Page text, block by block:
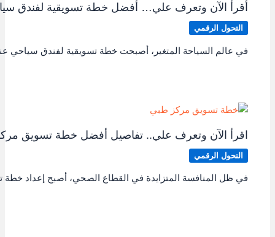
أقرأ الآن وتعرف علي… أفضل خطة تسويقية لفندق
التحول الرقمي
في عالم السياحة المتغير، أصبحت خطة تسويقية لفندق سياحي
اقرأ الآن وتعرف علي.. تفاصيل أفضل خطة تسويق
التحول الرقمي
في ظل المنافسة المتزايدة في القطاع الصحي، أصبح إعداد